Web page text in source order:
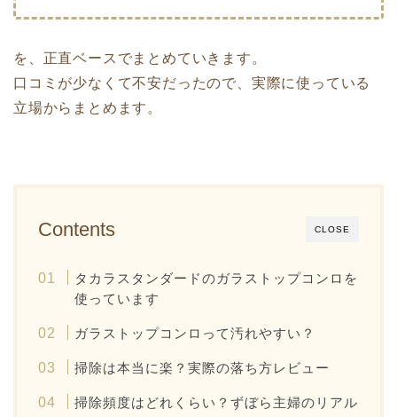
を、正直ベースでまとめていきます。
口コミが少なくて不安だったので、実際に使っている
立場からまとめます。
CLOSE
Contents
タカラスタンダードのガラストップコンロを
使っています
ガラストップコンロって汚れやすい？
掃除は本当に楽？実際の落ち方レビュー
掃除頻度はどれくらい？ずぼら主婦のリアル